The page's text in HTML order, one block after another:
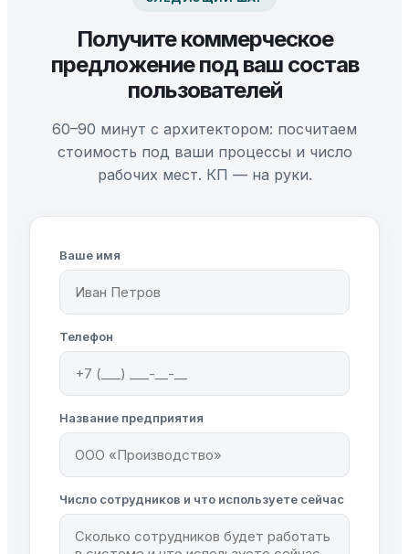
Получите коммерческое
предложение под ваш состав
пользователей
60–90 минут с архитектором: посчитаем
стоимость под ваши процессы и число
рабочих мест. КП — на руки.
Ваше имя
Телефон
Название предприятия
Число сотрудников и что используете сейчас